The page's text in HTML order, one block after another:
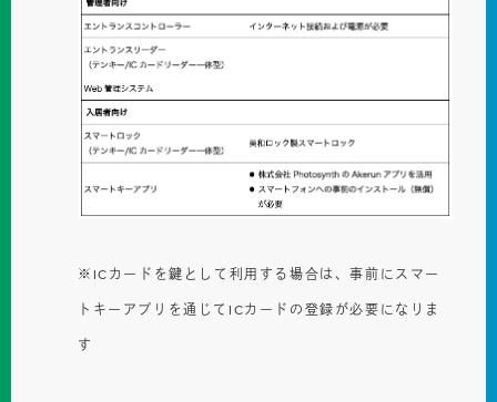
※ICカードを鍵として利用する場合は、事前にスマー
トキーアプリを通じてICカードの登録が必要になりま
す